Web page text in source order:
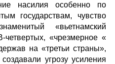
насилия особенно по
государствам, чувство
«вьетнамский
«чрезмерное «
на «третьи страны»,
угрозу усиления